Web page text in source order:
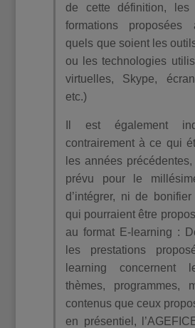
de cette définition, les
formations proposées
quels que soient les
ou les technologies
virtuelles, Skype,
etc.)
Il est également
contrairement à ce qui
les années
prévu pour le
d’intégrer, ni de
qui pourraient être
au format E-learning :
les prestations
learning concernent
thèmes, programmes,
contenus que ceux
en présentiel,